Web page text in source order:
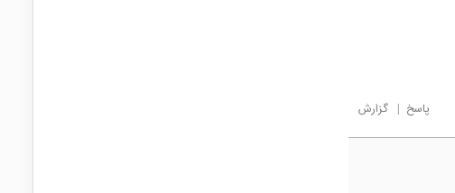
پاسخ | گزارش